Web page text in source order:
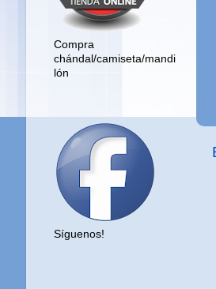
Compra
chándal/camiseta/mandi
lón
Síguenos!